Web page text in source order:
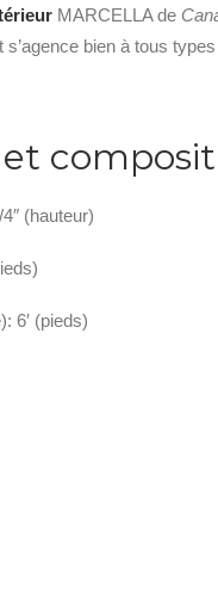
MARCELLA de
bien à tous
(hauteur)
6′ (pieds)